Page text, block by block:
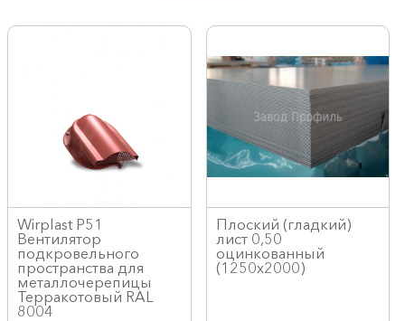
Wirplast P51
Вентилятор
подкровельного
пространства для
металлочерепицы
Терракотовый RAL
8004
Плоский (гладкий)
лист 0,50
оцинкованный
(1250x2000)